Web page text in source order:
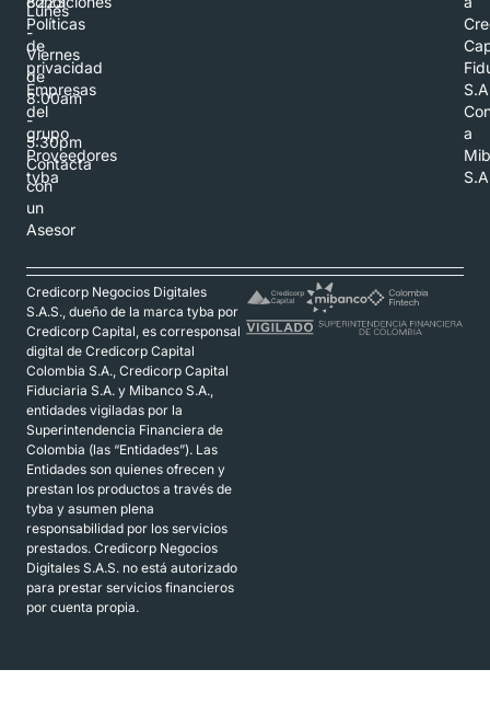
Lunes
-
Viernes
de
8:00am
-
5:30pm
Contacta
con
un
Asesor
Políticas
de
privacidad
Empresas
del
grupo
Proveedores
tyba
a
Credicorp Negocios Digitales
S.A.S., dueño de la marca tyba por
Credicorp Capital, es corresponsal
digital de Credicorp Capital
Colombia S.A., Credicorp Capital
Fiduciaria S.A. y Mibanco S.A.,
entidades vigiladas por la
Superintendencia Financiera de
Colombia (las “Entidades”). Las
Entidades son quienes ofrecen y
prestan los productos a través de
tyba y asumen plena
responsabilidad por los servicios
prestados. Credicorp Negocios
Digitales S.A.S. no está autorizado
para prestar servicios financieros
por cuenta propia.